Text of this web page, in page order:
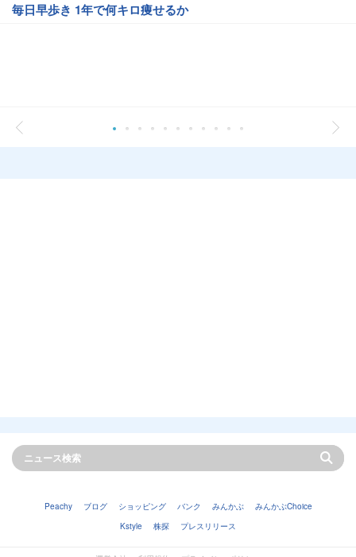
毎日早歩き 1年で何キロ痩せるか
Peachy ブログ ショッピング バンク みんかぶ
みんかぶChoice
Kstyle
株探 プレスリリース